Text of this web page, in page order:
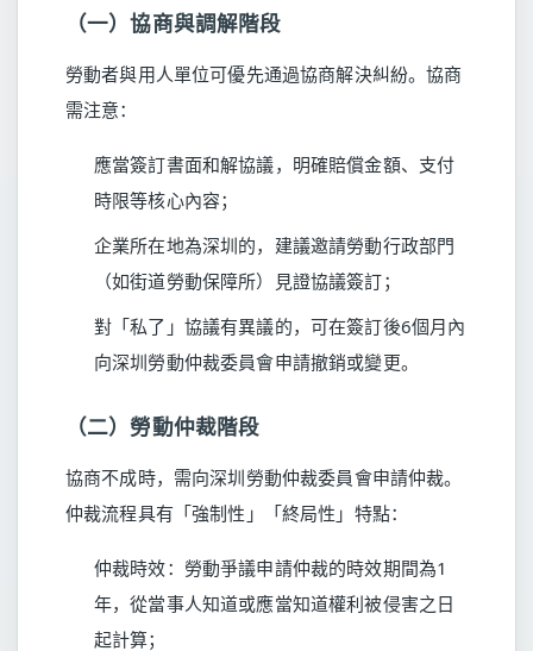
（一）協商與調解階段
勞動者與用人單位可優先通過協商解決糾紛。協商
需注意：
應當簽訂書面和解協議，明確賠償金額、支付
時限等核心內容；
企業所在地為深圳的，建議邀請勞動行政部門
（如街道勞動保障所）見證協議簽訂；
對「私了」協議有異議的，可在簽訂後6個月內
向深圳勞動仲裁委員會申請撤銷或變更。
（二）勞動仲裁階段
協商不成時，需向深圳勞動仲裁委員會申請仲裁。
仲裁流程具有「強制性」「終局性」特點：
仲裁時效：勞動爭議申請仲裁的時效期間為1
年，從當事人知道或應當知道權利被侵害之日
起計算；